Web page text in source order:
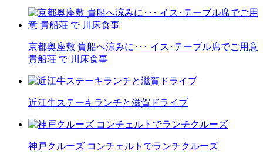
京都奥座敷 貴船へ涼みに･･･ イス･テーブル席でご用意
貴船荘 で 川床食事
近江牛ステーキランチと滋賀ドライブ
神戸クルーズ コンチェルトでランチクルーズ